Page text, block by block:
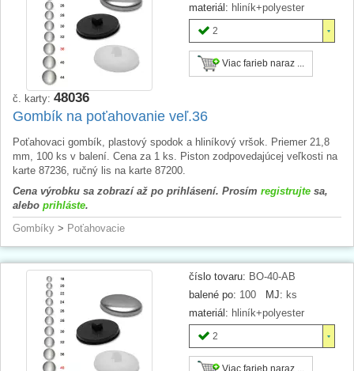
materiál: hliník+polyester
2
Viac farieb naraz ...
č. karty: 48036
Gombík na poťahovanie veľ.36
Poťahovaci gombík, plastový spodok a hliníkový vršok. Priemer 21,8
mm, 100 ks v balení. Cena za 1 ks. Piston zodpovedajúcej veľkosti na
karte 87236, ručný lis na karte 87200.
Cena výrobku sa zobrazí až po prihlásení. Prosím registrujte sa,
alebo prihláste.
Gombíky > Poťahovacie
číslo tovaru: BO-40-AB
balené po: 100 MJ: ks
materiál: hliník+polyester
2
Viac farieb naraz ...